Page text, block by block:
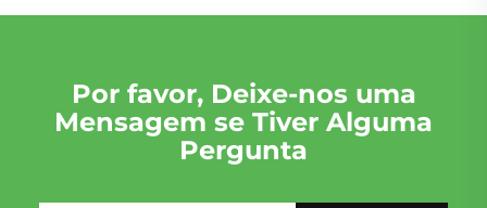
Por favor, Deixe-nos uma
Mensagem se Tiver Alguma
Pergunta